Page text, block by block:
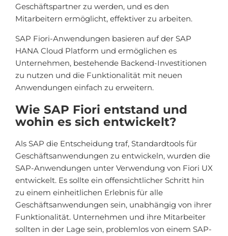
Geschäftspartner zu werden, und es den
Mitarbeitern ermöglicht, effektiver zu arbeiten.
SAP Fiori-Anwendungen basieren auf der SAP
HANA Cloud Platform und ermöglichen es
Unternehmen, bestehende Backend-Investitionen
zu nutzen und die Funktionalität mit neuen
Anwendungen einfach zu erweitern.
Wie SAP Fiori entstand und
wohin es sich entwickelt?
Als SAP die Entscheidung traf, Standardtools für
Geschäftsanwendungen zu entwickeln, wurden die
SAP-Anwendungen unter Verwendung von Fiori UX
entwickelt. Es sollte ein offensichtlicher Schritt hin
zu einem einheitlichen Erlebnis für alle
Geschäftsanwendungen sein, unabhängig von ihrer
Funktionalität. Unternehmen und ihre Mitarbeiter
sollten in der Lage sein, problemlos von einem SAP-